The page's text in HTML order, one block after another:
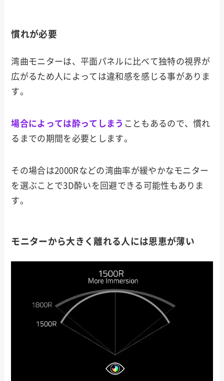
慣れが必要
湾曲モニターは、平面パネルに比べて独特の視界が
広がるため人によっては違和感を感じる事がありま
す。
場合によっては酔ってしまう こともあるので、慣れ
るまでの期間を必要とします。
その場合は2000Rなどの湾曲率が緩やかなモニター
を選ぶことで3D酔いを回避できる可能性もありま
す。
モニターから大きく離れる人には恩恵が薄い